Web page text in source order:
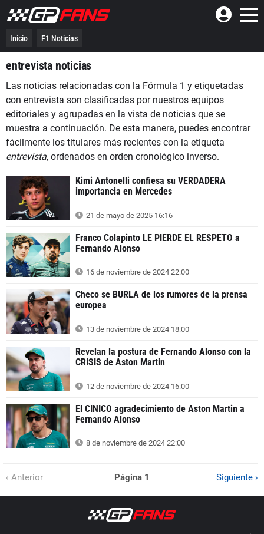
Inicio F1 Noticias
entrevista noticias
Las noticias relacionadas con la Fórmula 1 y etiquetadas
con entrevista son clasificadas por nuestros equipos
editoriales y agrupadas en la vista de noticias que se
muestra a continuación. De esta manera, puedes encontrar
fácilmente los titulares más recientes con la etiqueta
entrevista, ordenados en orden cronológico inverso.
Kimi Antonelli confiesa su VERDADERA
importancia en Mercedes
21 de mayo de 2025 16:16
Franco Colapinto LE PIERDE EL RESPETO a
Fernando Alonso
16 de noviembre de 2024 22:00
Checo se BURLA de los rumores de la prensa
europea
13 de noviembre de 2024 18:00
Revelan la postura de Fernando Alonso con la
CRISIS de Aston Martin
12 de noviembre de 2024 16:00
El CÍNICO agradecimiento de Aston Martin a
Fernando Alonso
8 de noviembre de 2024 22:00
‹ Anterior Página 1 Siguiente ›